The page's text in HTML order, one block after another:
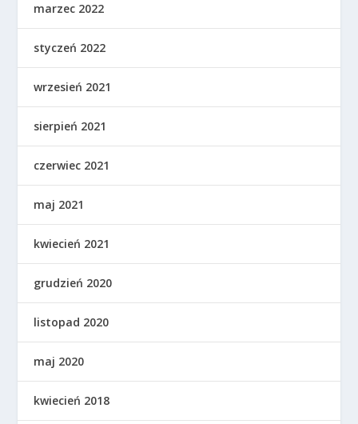
marzec 2022
styczeń 2022
wrzesień 2021
sierpień 2021
czerwiec 2021
maj 2021
kwiecień 2021
grudzień 2020
listopad 2020
maj 2020
kwiecień 2018